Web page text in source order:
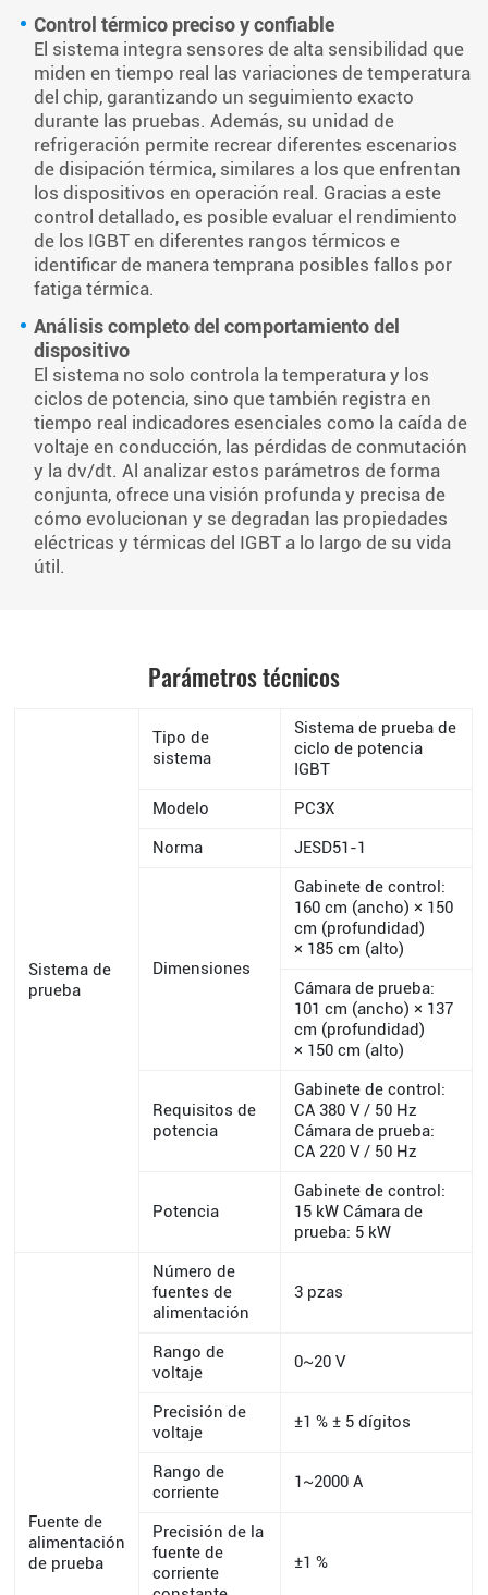
Control térmico preciso y confiable
El sistema integra sensores de alta sensibilidad que
miden en tiempo real las variaciones de temperatura
del chip, garantizando un seguimiento exacto
durante las pruebas. Además, su unidad de
refrigeración permite recrear diferentes escenarios
de disipación térmica, similares a los que enfrentan
los dispositivos en operación real. Gracias a este
control detallado, es posible evaluar el rendimiento
de los IGBT en diferentes rangos térmicos e
identificar de manera temprana posibles fallos por
fatiga térmica.
Análisis completo del comportamiento del
dispositivo
El sistema no solo controla la temperatura y los
ciclos de potencia, sino que también registra en
tiempo real indicadores esenciales como la caída de
voltaje en conducción, las pérdidas de conmutación
y la dv/dt. Al analizar estos parámetros de forma
conjunta, ofrece una visión profunda y precisa de
cómo evolucionan y se degradan las propiedades
eléctricas y térmicas del IGBT a lo largo de su vida
útil.
Parámetros técnicos
Sistema de
prueba
Tipo de
sistema
Sistema de prueba de
ciclo de potencia
IGBT
Modelo
PC3X
Norma
JESD51-1
Dimensiones
Gabinete de control:
160 cm (ancho) × 150
cm (profundidad)
× 185 cm (alto)
Cámara de prueba:
101 cm (ancho) × 137
cm (profundidad)
× 150 cm (alto)
Requisitos de
potencia
Gabinete de control:
CA 380 V / 50 Hz
Cámara de prueba:
CA 220 V / 50 Hz
Potencia
Gabinete de control:
15 kW Cámara de
prueba: 5 kW
Fuente de
alimentación
de prueba
Número de
fuentes de
alimentación
3 pzas
Rango de
voltaje
0~20 V
Precisión de
voltaje
±1 % ± 5 dígitos
Rango de
corriente
1~2000 A
Precisión de la
fuente de
corriente
±1 %